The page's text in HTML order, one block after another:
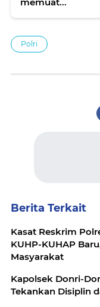
memuat...
Polri
Berita Terkait
Kasat Reskrim
KUHP-KUHAP
Masyarakat
Kapolsek Donri-
Tekankan Disiplin